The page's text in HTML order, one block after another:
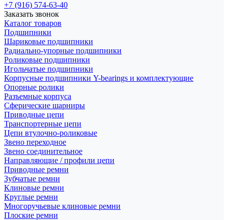
+7 (916) 574-63-40
Заказать звонок
Каталог товаров
Подшипники
Шариковые подшипники
Радиально-упорные подшипники
Роликовые подшипники
Игольчатые подшипники
Корпусные подшипники Y-bearings и комплектующие
Опорные ролики
Разъемные корпуса
Сферические шарниры
Приводные цепи
Транспортерные цепи
Цепи втулочно-роликовые
Звено переходное
Звено соединительное
Направляющие / профили цепи
Приводные ремни
Зубчатые ремни
Клиновые ремни
Круглые ремни
Многоручьевые клиновые ремни
Плоские ремни